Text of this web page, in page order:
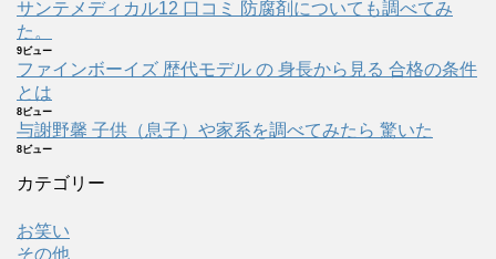
サンテメディカル12 口コミ 防腐剤についても調べてみ
た。
9ビュー
ファインボーイズ 歴代モデル の 身長から見る 合格の条件
とは
8ビュー
与謝野馨 子供（息子）や家系を調べてみたら 驚いた
8ビュー
カテゴリー
お笑い
その他